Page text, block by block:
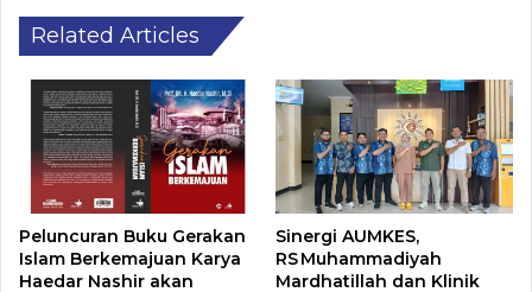
Related Articles
Peluncuran Buku Gerakan
Islam Berkemajuan Karya
Haedar Nashir akan
Sinergi AUMKES,
RS Muhammadiyah
Mardhatillah dan Klinik